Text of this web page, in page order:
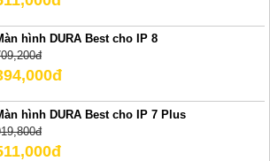
hình DURA Best cho IP 8
hình DURA Best cho IP 7 Plus